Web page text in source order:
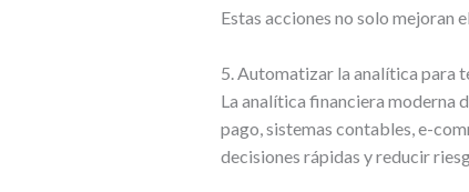
Estas acciones no solo mejoran
5. Automatizar la analítica para
La analítica financiera moderna
pago, sistemas contables, e-
decisiones rápidas y reducir